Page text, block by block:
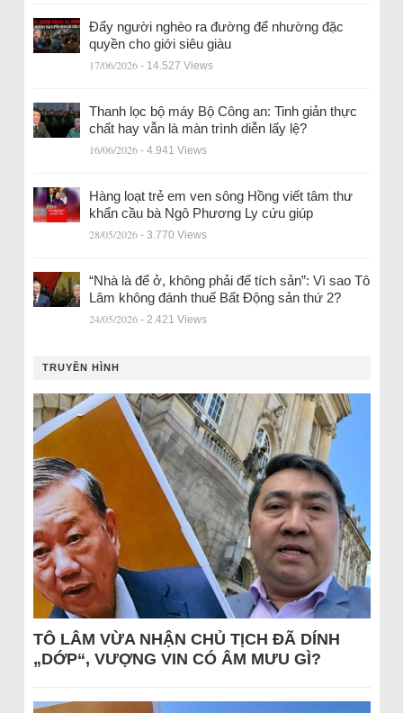
Đẩy người nghèo ra đường để nhường đặc
quyền cho giới siêu giàu
17/06/2026 - 14.527 Views
Thanh lọc bộ máy Bộ Công an: Tinh giản thực
chất hay vẫn là màn trình diễn lấy lệ?
16/06/2026 - 4.941 Views
Hàng loạt trẻ em ven sông Hồng viết tâm thư
khẩn cầu bà Ngô Phương Ly cứu giúp
28/05/2026 - 3.770 Views
“Nhà là để ở, không phải để tích sản”: Vì sao Tô
Lâm không đánh thuế Bất Động sản thứ 2?
24/05/2026 - 2.421 Views
TRUYỀN HÌNH
TÔ LÂM VỪA NHẬN CHỦ TỊCH ĐÃ DÍNH
„DỚP“, VƯỢNG VIN CÓ ÂM MƯU GÌ?